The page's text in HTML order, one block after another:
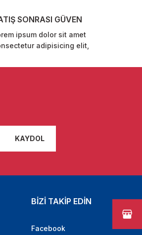
SONRASI GÜVEN
ipsum dolor sit amet
adipisicing elit,
KAYDOL
BİZİ TAKİP EDİN
Facebook